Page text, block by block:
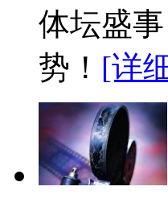
体坛盛
势！ [详